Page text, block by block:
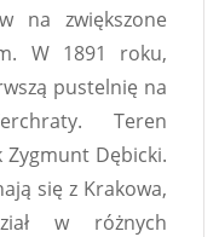
na zwiększone
W 1891 roku,
pustelnię na
Teren
Dębicki.
się z Krakowa,
w różnych